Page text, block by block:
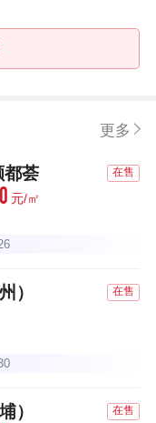
更多
都荟 在售
元/㎡
） 在售
） 在售